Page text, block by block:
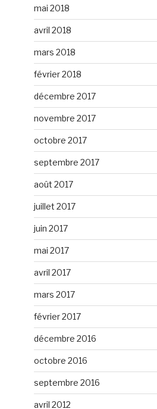
mai 2018
avril 2018
mars 2018
février 2018
décembre 2017
novembre 2017
octobre 2017
septembre 2017
août 2017
juillet 2017
juin 2017
mai 2017
avril 2017
mars 2017
février 2017
décembre 2016
octobre 2016
septembre 2016
avril 2012